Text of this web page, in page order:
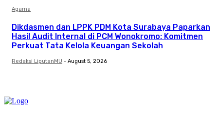
Agama
Dikdasmen dan LPPK PDM Kota Surabaya Paparkan
Hasil Audit Internal di PCM Wonokromo: Komitmen
Perkuat Tata Kelola Keuangan Sekolah
Redaksi LiputanMU - August 5, 2026